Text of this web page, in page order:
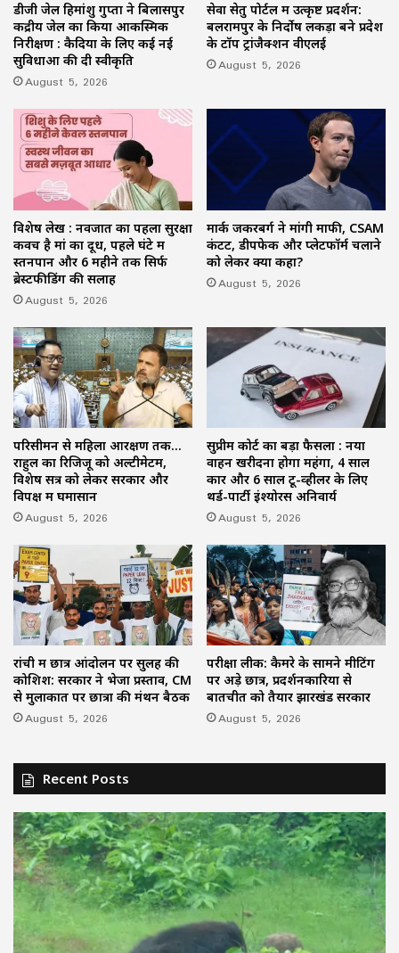
डीजी जेल हिमांशु गुप्ता ने बिलासपुर
केंद्रीय जेल का किया आकस्मिक
निरीक्षण : कैदियों के लिए कई नई
सुविधाओं की दी स्वीकृति
August 5, 2026
सेवा सेतु पोर्टल में उत्कृष्ट प्रदर्शन:
बलरामपुर के निर्दोष लकड़ा बने प्रदेश
के टॉप ट्रांजैक्शन वीएलई
August 5, 2026
विशेष लेख : नवजात का पहला सुरक्षा
कवच है मां का दूध, पहले घंटे में
स्तनपान और 6 महीने तक सिर्फ
ब्रेस्टफीडिंग की सलाह
August 5, 2026
मार्क जकरबर्ग ने मांगी माफी, CSAM
कंटेंट, डीपफेक और प्लेटफॉर्म चलाने
को लेकर क्या कहा?
August 5, 2026
परिसीमन से महिला आरक्षण तक…
राहुल का रिजिजू को अल्टीमेटम,
विशेष सत्र को लेकर सरकार और
विपक्ष में घमासान
August 5, 2026
सुप्रीम कोर्ट का बड़ा फैसला : नया
वाहन खरीदना होगा महंगा, 4 साल
कार और 6 साल टू-व्हीलर के लिए
थर्ड-पार्टी इंश्योरेंस अनिवार्य
August 5, 2026
रांची में छात्र आंदोलन पर सुलह की
कोशिश: सरकार ने भेजा प्रस्ताव, CM
से मुलाकात पर छात्रों की मंथन बैठक
August 5, 2026
परीक्षा लीक: कैमरे के सामने मीटिंग
पर अड़े छात्र, प्रदर्शनकारियों से
बातचीत को तैयार झारखंड सरकार
August 5, 2026
Recent Posts